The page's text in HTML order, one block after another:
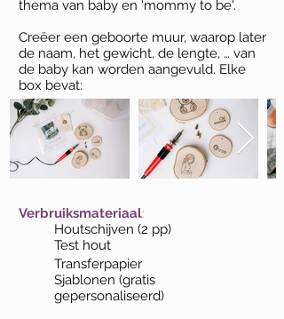
thema van baby en 'mommy to be'.
Creëer een geboorte muur, waarop later
de naam, het gewicht, de lengte, … van
de baby kan worden aangevuld. Elke
box bevat:
Verbruiksmateriaal:
Houtschijven (2 pp)
Test hout
Transferpapier
Sjablonen (gratis
gepersonaliseerd)